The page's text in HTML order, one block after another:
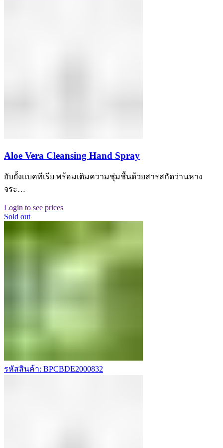
Aloe Vera Cleansing Hand Spray
ยับยั้งเเบคทีเรีย พร้อมเติมความชุ่มชื้นด้วยสารสกัดว่านหาง
จระ…
Login to see prices
Sold out
รหัสสินค้า: BPCBDE2000832